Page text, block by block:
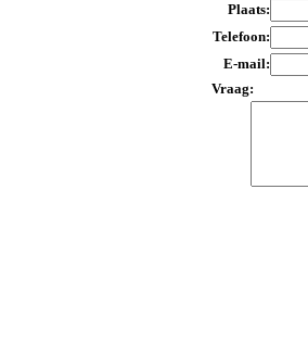
Plaats:
Telefoon:
E-mail:
Vraag: